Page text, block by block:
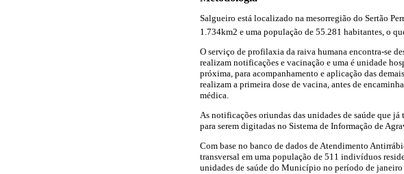
Salgueiro está localizado na mesorregião do Sertão
1.734km2 e uma população de 55.281 habitantes, o
O serviço de profilaxia da raiva humana encontra-se
realizam notificações e vacinação e uma é unidade
próxima, para acompanhamento e aplicação das
realizam a primeira dose de vacina, antes de
médica.
As notificações oriundas das unidades de saúde que
para serem digitadas no Sistema de Informação de
Com base no banco de dados de Atendimento
transversal em uma população de 511 indivíduos
unidades de saúde do Município no período de janeiro